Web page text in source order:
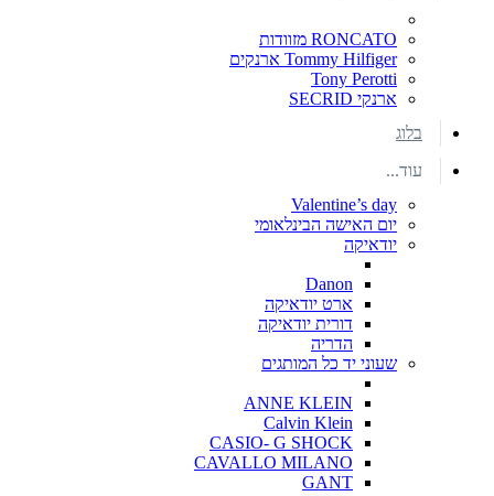
RONCATO מזוודות
Tommy Hilfiger ארנקים
Tony Perotti
ארנקי SECRID
בלוג
עוד...
Valentine’s day
יום האישה הבינלאומי
יודאיקה
Danon
ארט יודאיקה
דורית יודאיקה
הדריה
שעוני יד כל המותגים
ANNE KLEIN
Calvin Klein
CASIO- G SHOCK
CAVALLO MILANO
GANT